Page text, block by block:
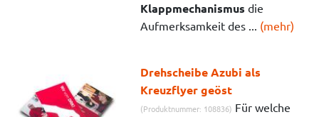
Klappmechanismus die
Aufmerksamkeit des ... (mehr)
Drehscheibe Azubi als
Kreuzflyer geöst
(Produktnummer: 108836) Für welche